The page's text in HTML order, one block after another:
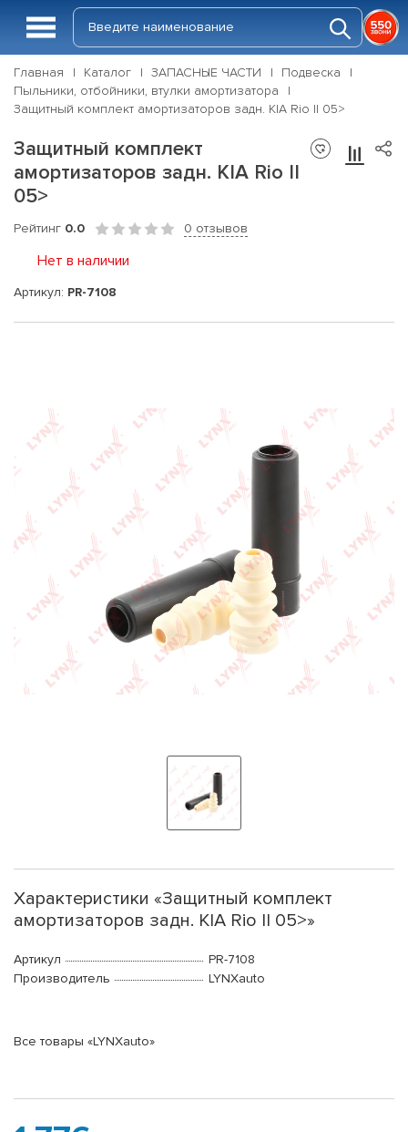
Главная Каталог ЗАПАСНЫЕ ЧАСТИ
Подвеска
Пыльники, отбойники, втулки амортизатора
Защитный комплект амортизаторов задн. KIA Rio II 05>
Защитный комплект
амортизаторов задн. KIA Rio II
05>
Рейтинг 0.0 0 отзывов
Нет в наличии
Артикул: PR-7108
Характеристики «Защитный комплект
амортизаторов задн. KIA Rio II 05>»
Артикул
PR-7108
Производитель
LYNXauto
Все товары «LYNXauto»